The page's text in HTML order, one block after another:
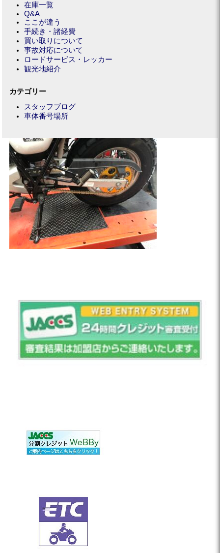
在庫一覧
Q&A
ここが違う
手続き・諸経費
買い取りについて
事故対応について
ロードサービス・レッカー
観光地紹介
カテゴリー
スタッフブログ
車体番号場所